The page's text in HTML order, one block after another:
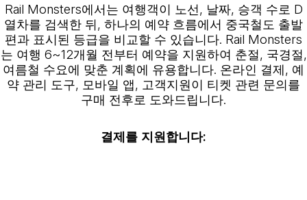
Rail Monsters에서는 여행객이 노선, 날짜, 승객 수로 D
열차를 검색한 뒤, 하나의 예약 흐름에서 중국철도 출발
편과 표시된 등급을 비교할 수 있습니다. Rail Monsters
는 여행 6~12개월 전부터 예약을 지원하여 춘절, 국경절,
여름철 수요에 맞춘 계획에 유용합니다. 온라인 결제, 예
약 관리 도구, 모바일 앱, 고객지원이 티켓 관련 문의를
구매 전후로 도와드립니다.
결제를 지원합니다: